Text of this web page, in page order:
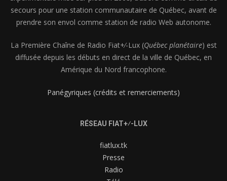
secours pour une station communautaire de Québec, avant de
prendre son envol comme station de radio Web autonome.
La Première Chaîne de Radio Fiat+⁄-Lux (Québec planétaire) est
diffusée depuis les débuts en direct de la ville de Québec, en
Amérique du Nord francophone.
Panégyriques (crédits et remerciements)
RÉSEAU FIAT+⁄-LUX
fiatlux.tk
Presse
Radio